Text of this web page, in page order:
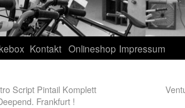
Kontakt Onlineshop Impressum
Script Pintail Komplett
Frankfurt !